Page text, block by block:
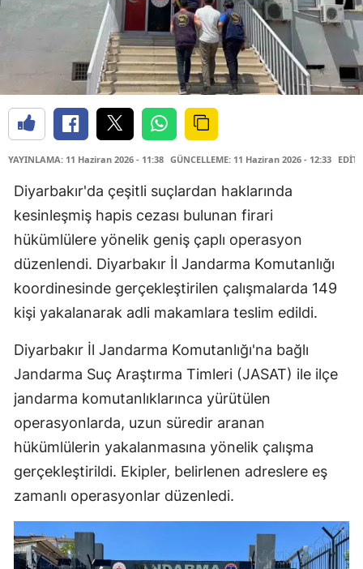
YAYINLAMA: 11 Haziran 2026 - 11:38 GÜNCELLEME: 11 Haziran 2026 - 12:33
Diyarbakır'da çeşitli suçlardan haklarında
kesinleşmiş hapis cezası bulunan firari
hükümlülere yönelik geniş çaplı operasyon
düzenlendi. Diyarbakır İl Jandarma Komutanlığı
koordinesinde gerçekleştirilen çalışmalarda 149
kişi yakalanarak adli makamlara teslim edildi.
Diyarbakır İl Jandarma Komutanlığı'na bağlı
Jandarma Suç Araştırma Timleri (JASAT) ile ilçe
jandarma komutanlıklarınca yürütülen
operasyonlarda, uzun süredir aranan
hükümlülerin yakalanmasına yönelik çalışma
gerçekleştirildi. Ekipler, belirlenen adreslere eş
zamanlı operasyonlar düzenledi.